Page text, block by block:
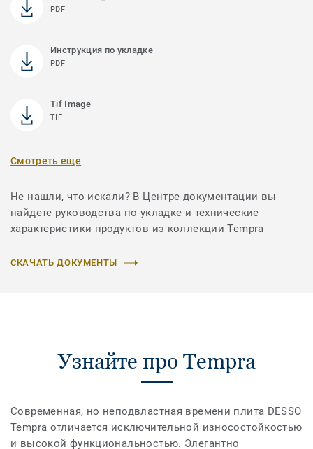
PDF
Инструкция по укладке
PDF
Tif Image
TIF
Смотреть еще
Не нашли, что искали? В Центре документации вы
найдете руководства по укладке и технические
характеристики продуктов из коллекции Tempra
СКАЧАТЬ ДОКУМЕНТЫ
Узнайте про Tempra
Современная, но неподвластная времени плита DESSO
Tempra отличается исключительной износостойкостью
и высокой функциональностью. Элегантно